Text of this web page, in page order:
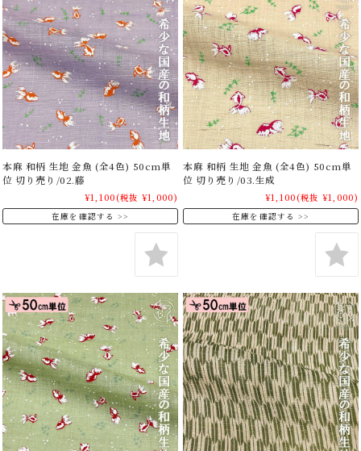
本麻 和柄 生地 金魚 (全4色) 50cm単
位 切り売り/02.藤
¥1,100(税抜 ¥1,000)
在庫を確認する
本麻 和柄 生地 金魚 (全4色) 50cm単
位 切り売り/03.生成
¥1,100(税抜 ¥1,000)
在庫を確認する